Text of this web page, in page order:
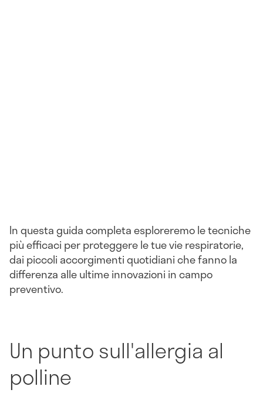
In questa guida completa esploreremo le tecniche
più efficaci per proteggere le tue vie respiratorie,
dai piccoli accorgimenti quotidiani che fanno la
differenza alle ultime innovazioni in campo
preventivo.
Un punto sull'allergia al
polline